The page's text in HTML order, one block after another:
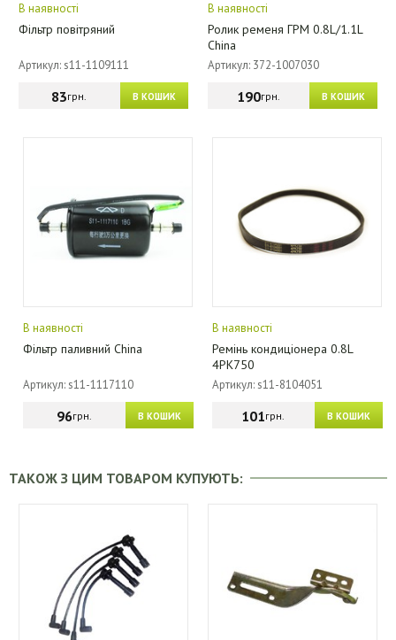
В наявності
Фільтр повітряний
Артикул: s11-1109111
В КОШИК
83грн.
В наявності
Ролик ременя ГРМ 0.8L/1.1L
China
Артикул: 372-1007030
В КОШИК
190грн.
В наявності
Фільтр паливний China
Артикул: s11-1117110
В КОШИК
96грн.
В наявності
Ремінь кондиціонера 0.8L
4PK750
Артикул: s11-8104051
В КОШИК
101грн.
ТАКОЖ З ЦИМ ТОВАРОМ КУПУЮТЬ: